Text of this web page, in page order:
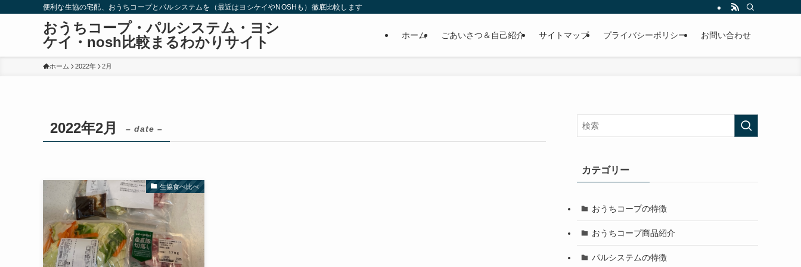
便利な生協の宅配、おうちコープとパルシステムを（最近はヨシケイやNOSHも）徹底比較します
おうちコープ・パルシステム・ヨシ
ケイ・nosh比較まるわかりサイト
ホーム ごあいさつ＆自己紹介 サイトマップ プライバシーポリシー お問い合わせ
ホーム 2022年 2月
2022年2月 – date –
生協食べ比べ
カテゴリー
おうちコープの特徴
おうちコープ商品紹介
パルシステムの特徴